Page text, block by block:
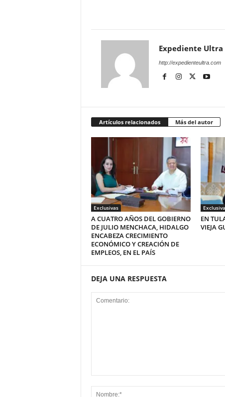
Expediente Ultra
http://expedienteultra.com
Artículos relacionados Más del autor
Exclusivas
A CUATRO AÑOS DEL GOBIERNO
DE JULIO MENCHACA, HIDALGO
ENCABEZA CRECIMIENTO
ECONÓMICO Y CREACIÓN DE
EMPLEOS, EN EL PAÍS
EN
VIEJA
DEJA UNA RESPUESTA